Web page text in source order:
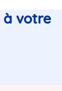
à votre